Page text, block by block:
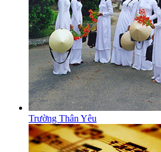
Trường Thân Yêu